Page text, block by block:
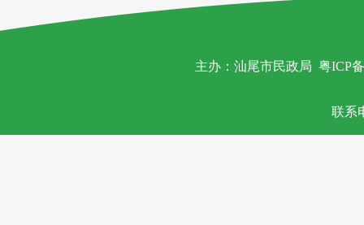
主办：汕尾市民政局 粤ICP
联系